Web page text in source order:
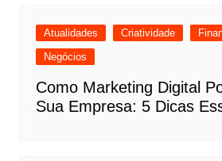
Atualidades Criatividade
Negócios
Como Marketing Digital
Sua Empresa: 5 Dicas